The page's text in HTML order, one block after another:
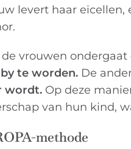
levert haar
vrouwen
te worden. De
wordt. Op deze
van hun kind,
methode